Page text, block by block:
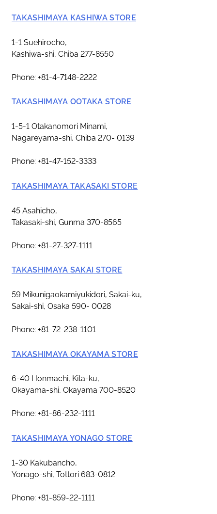
TAKASHIMAYA KASHIWA STORE
1-1 Suehirocho,
Kashiwa-shi, Chiba 277-8550
Phone: +81-4-7148-2222
TAKASHIMAYA OOTAKA STORE
1-5-1 Otakanomori Minami,
Nagareyama-shi, Chiba 270- 0139
Phone: +81-47-152-3333
TAKASHIMAYA TAKASAKI STORE
45 Asahicho,
Takasaki-shi, Gunma 370-8565
Phone: +81-27-327-1111
TAKASHIMAYA SAKAI STORE
59 Mikunigaokamiyukidori, Sakai-ku,
Sakai-shi, Osaka 590- 0028
Phone: +81-72-238-1101
TAKASHIMAYA OKAYAMA STORE
6-40 Honmachi, Kita-ku,
Okayama-shi, Okayama 700-8520
Phone: +81-86-232-1111
TAKASHIMAYA YONAGO STORE
1-30 Kakubancho,
Yonago-shi, Tottori 683-0812
Phone: +81-859-22-1111